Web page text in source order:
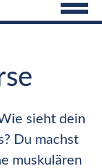
sieht dein
Du machst
muskulären